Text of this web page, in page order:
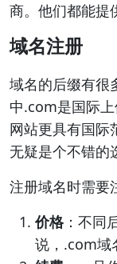
商。他们都能提
域名注册
域名的后缀有
中.com是国际
网站更具有国际
无疑是个不错的
注册域名时需要
价格：不同
说，.com域